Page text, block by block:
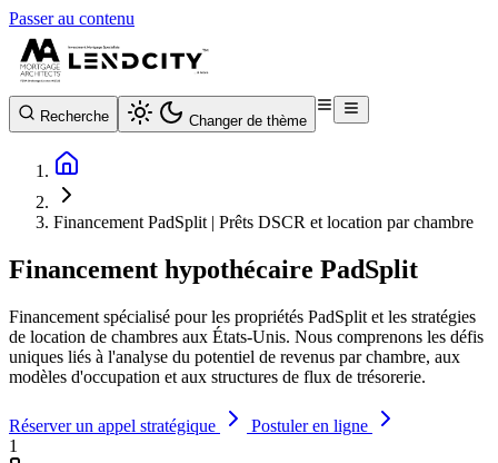
Passer au contenu
Recherche Changer de thème
Financement PadSplit | Prêts DSCR et location par chambre
Financement hypothécaire PadSplit
Financement spécialisé pour les propriétés PadSplit et les stratégies
de location de chambres aux États-Unis. Nous comprenons les défis
uniques liés à l'analyse du potentiel de revenus par chambre, aux
modèles d'occupation et aux structures de flux de trésorerie.
Réserver un appel stratégique
Postuler en ligne
1